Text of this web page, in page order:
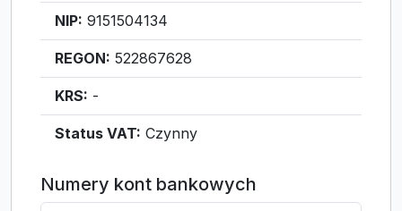
NIP: 9151504134
REGON: 522867628
KRS: -
Status VAT: Czynny
Numery kont bankowych